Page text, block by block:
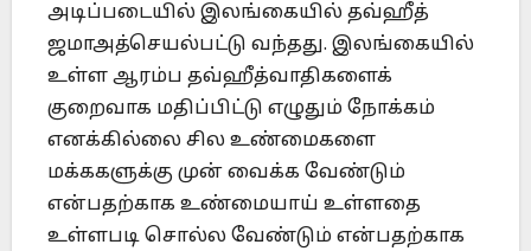
அடிப்படையில் இலங்கையில் தவ்ஹீத்
ஜமாஅத்செயல்பட்டு வந்தது. இலங்கையில்
உள்ள ஆரம்ப தவ்ஹீத்வாதிகளைக்
குறைவாக மதிப்பிட்டு எழுதும் நோக்கம்
எனக்கில்லை சில உண்மைகளை
மக்ககளுக்கு முன் வைக்க வேண்டும்
என்பதற்காக உண்மையாய் உள்ளதை
உள்ளபடி சொல்ல வேண்டும் என்பதற்காக